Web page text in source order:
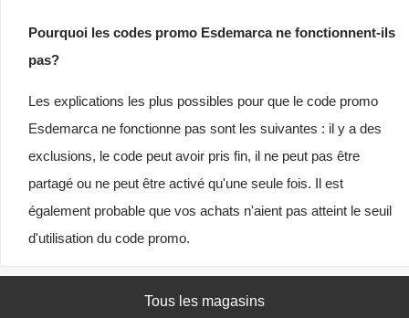
Pourquoi les codes promo Esdemarca ne fonctionnent-ils
pas?
Les explications les plus possibles pour que le code promo
Esdemarca ne fonctionne pas sont les suivantes : il y a des
exclusions, le code peut avoir pris fin, il ne peut pas être
partagé ou ne peut être activé qu'une seule fois. Il est
également probable que vos achats n'aient pas atteint le seuil
d'utilisation du code promo.
Tous les magasins